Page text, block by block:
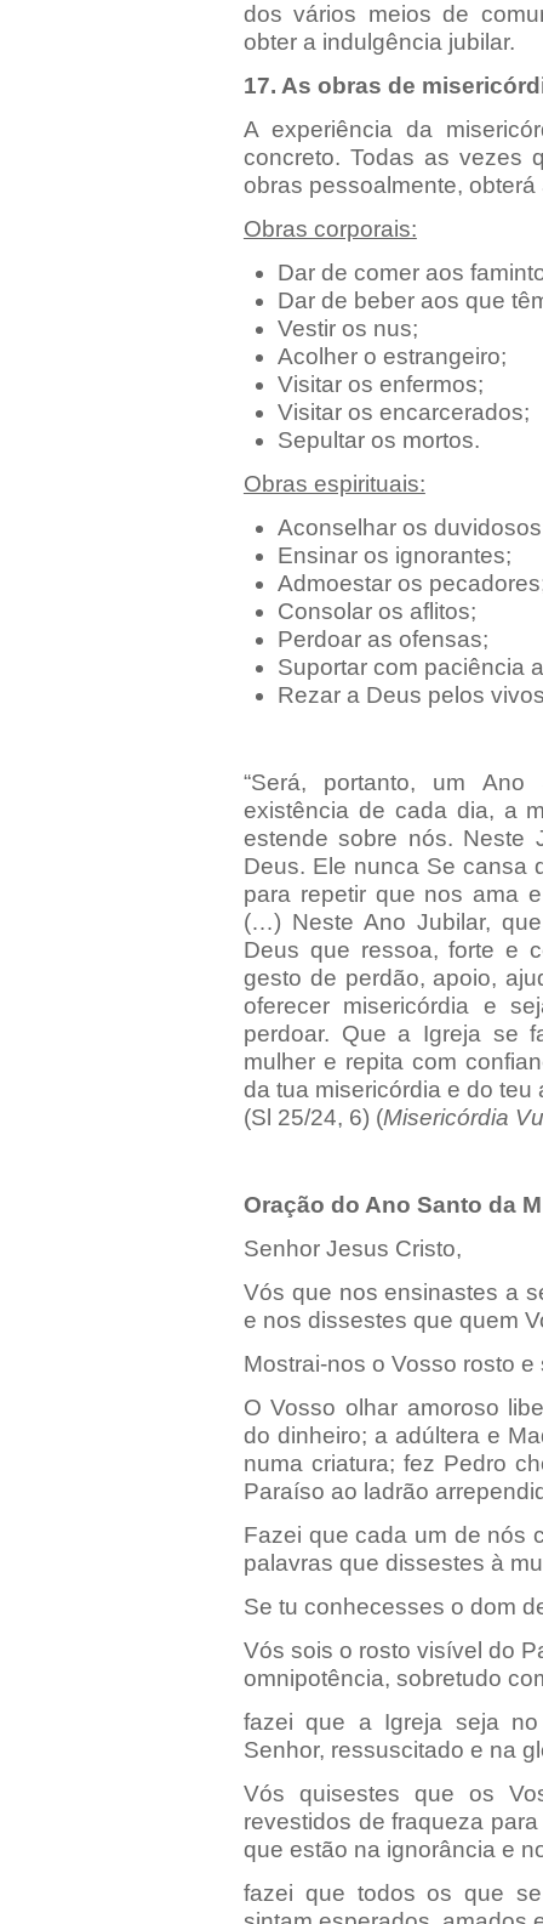
dos vários meios de
obter a indulgência jubilar.
17. As obras de
A experiência da
concreto. Todas as vezes
obras pessoalmente,
Obras corporais:
Dar de comer aos
Dar de beber aos que
Vestir os nus;
Acolher o estrangeiro;
Visitar os enfermos;
Visitar os encarcerados;
Sepultar os mortos.
Obras espirituais:
Aconselhar os
Ensinar os ignorantes;
Admoestar os
Consolar os aflitos;
Perdoar as ofensas;
Suportar com paciência
Rezar a Deus pelos
“Será, portanto, um Ano
existência de cada dia, a
estende sobre nós. Neste
Deus. Ele nunca Se cansa
para repetir que nos ama
(…) Neste Ano Jubilar,
Deus que ressoa, forte e
gesto de perdão, apoio,
oferecer misericórdia e
perdoar. Que a Igreja se
mulher e repita com
da tua misericórdia e do teu
(Sl 25/24, 6) (Misericórdia
Oração do Ano Santo da
Senhor Jesus Cristo,
Vós que nos ensinastes a
e nos dissestes que quem
Mostrai-nos o Vosso rosto
O Vosso olhar amoroso
do dinheiro; a adúltera e
numa criatura; fez Pedro
Paraíso ao ladrão
Fazei que cada um de nós
palavras que dissestes à
Se tu conhecesses o dom
Vós sois o rosto visível do
omnipotência, sobretudo
fazei que a Igreja seja
Senhor, ressuscitado e na
Vós quisestes que os
revestidos de fraqueza
que estão na ignorância e
fazei que todos os que